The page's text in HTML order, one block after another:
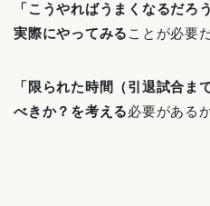
「こうやればうまくなるだろ
実際にやってみる ことが必要
「限られた時間（引退試合ま
べきか？を考える必要がある